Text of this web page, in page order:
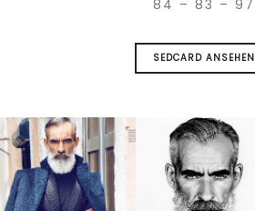
84 – 83 – 97
SEDCARD ANSEHEN